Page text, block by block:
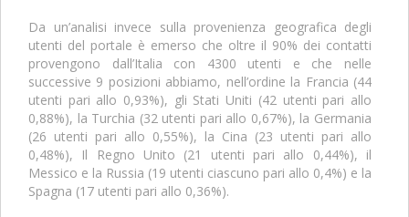
Da un’analisi invece sulla provenienza geografica degli
utenti del portale è emerso che oltre il 90% dei contatti
provengono dall’Italia con 4300 utenti e che nelle
successive 9 posizioni abbiamo, nell’ordine la Francia (44
utenti pari allo 0,93%), gli Stati Uniti (42 utenti pari allo
0,88%), la Turchia (32 utenti pari allo 0,67%), la Germania
(26 utenti pari allo 0,55%), la Cina (23 utenti pari allo
0,48%), Il Regno Unito (21 utenti pari allo 0,44%), il
Messico e la Russia (19 utenti ciascuno pari allo 0,4%) e la
Spagna (17 utenti pari allo 0,36%).